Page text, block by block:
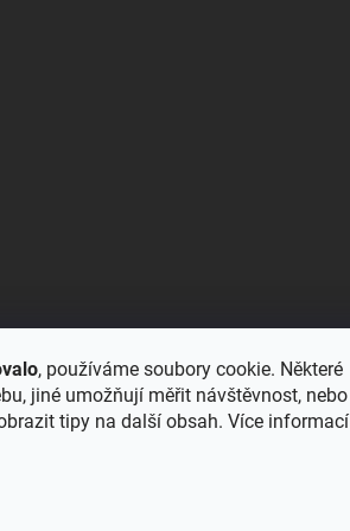
, používáme soubory cookie. Některé
jiné umožňují měřit návštěvnost, nebo
tipy na další obsah. Více informací